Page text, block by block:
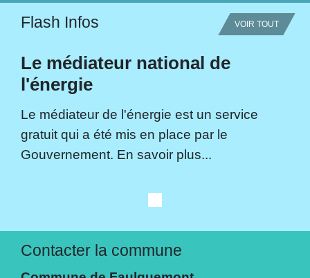
Flash Infos VOIR TOUT
Le médiateur national de
l'énergie
Le médiateur de l'énergie est un service
gratuit qui a été mis en place par le
Gouvernement. En savoir plus...
Contacter la commune